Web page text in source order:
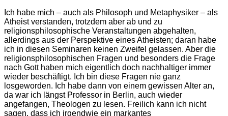
Ich habe mich – auch als Philosoph und Metaphysiker – als
Atheist verstanden, trotzdem aber ab und zu
religionsphilosophische Veranstaltungen abgehalten,
allerdings aus der Perspektive eines Atheisten; daran habe
ich in diesen Seminaren keinen Zweifel gelassen. Aber die
religionsphilosophischen Fragen und besonders die Frage
nach Gott haben mich eigentlich doch nachhaltiger immer
wieder beschäftigt. Ich bin diese Fragen nie ganz
losgeworden. Ich habe dann von einem gewissen Alter an,
da war ich längst Professor in Berlin, auch wieder
angefangen, Theologen zu lesen. Freilich kann ich nicht
sagen, dass ich irgendwie ein markantes